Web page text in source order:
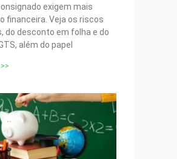
exigem mais
financeira. Veja os riscos
do desconto em folha e do
além do papel